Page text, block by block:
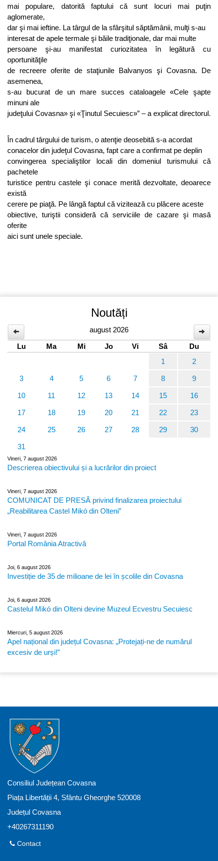
mai populare, datorită faptului că sunt locuri mai puţin
aglomerate,
dar şi mai ieftine. La târgul de la sfârşitul săptămânii, mulţi s-au
interesat de apele termale şi băile tradiţionale, dar mai multe
persoane şi-au manifestat curiozitatea în legătură cu
oportunităţile
de recreere oferite de staţiunile Balvanyos şi Covasna. De
asemenea,
s-au bucurat de un mare succes cataloagele «Cele şapte
minuni ale
judeţului Covasna» şi «Ţinutul Secuiesc»” – a explicat directorul.
În cadrul târgului de turism, o atenţie deosebită s-a acordat
conacelor din judeţul Covasna, fapt care a confirmat pe deplin
convingerea specialiştilor locali din domeniul turismului că
pachetele
turistice pentru castele şi conace merită dezvoltate, deoarece
există
cerere pe piaţă. Pe lângă faptul că vizitează cu plăcere aceste
obiective, turiştii consideră că serviciile de cazare şi masă
oferite
aici sunt unele speciale.
Noutăți
august 2026
Lu
Ma Mi Jo Vi Sâ
Du
1
2
3 4 5 6 7 8 9
10 11 12 13 14 15 16
17 18 19 20 21 22 23
24 25 26 27 28 29 30
31
Vineri, 7 august 2026
Descrierea obiectivului și a lucrărilor din proiect
Vineri, 7 august 2026
COMUNICAT DE PRESĂ privind finalizarea proiectului
„Reabilitarea Castel Mikó din Olteni”
Vineri, 7 august 2026
Portal România Atractivă
Joi, 6 august 2026
Investiție de 35 de milioane de lei în școlile din Covasna
Joi, 6 august 2026
Castelul Mikó din Olteni devine Muzeul Ecvestru Secuiesc
Miercuri, 5 august 2026
Apel național din județul Covasna: „Protejați-ne de numărul
excesiv de urși!”
Consiliul Județean Covasna
Piața Libertății 4, Sfântu Gheorghe 520008
Județul Covasna
+40267311190
Contact